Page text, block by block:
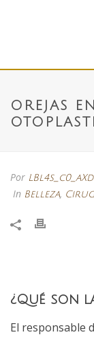
OREJAS
Por
In Belleza,
¿Qué son
El responsable